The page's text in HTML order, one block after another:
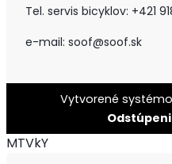
Tel. servis bicyklov: +421
e-mail: soof@soof.sk
Vytvorené
MTVkY